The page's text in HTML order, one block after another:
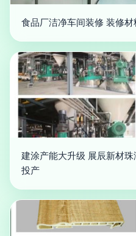
食品厂洁净车间装修 装修
建涂产能大升级 展辰新材
投产